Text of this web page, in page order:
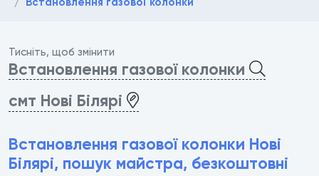
Тисніть, щоб змінити
Встановлення газової колонки
смт Нові Білярі
Встановлення газової колонки Нові
Білярі, пошук майстра, безкоштовні